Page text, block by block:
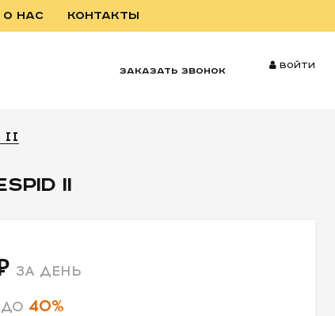
О НАС КОНТАКТЫ
заказать звонок Войти
II
II
ЗА ДЕНЬ
40%